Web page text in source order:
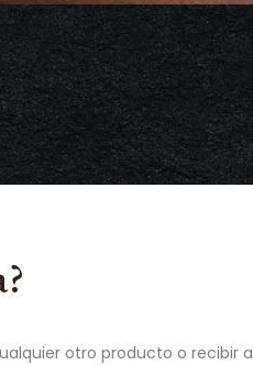
otro producto o recibir